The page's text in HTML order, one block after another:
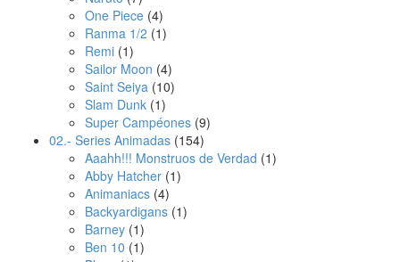
One Piece (4)
Ranma 1/2 (1)
Remi (1)
Sailor Moon (4)
Saint Seiya (10)
Slam Dunk (1)
Super Campéones (9)
02.- Series Animadas (154)
Aaahh!!! Monstruos de Verdad (1)
Abby Hatcher (1)
Animaniacs (4)
Backyardigans (1)
Barney (1)
Ben 10 (1)